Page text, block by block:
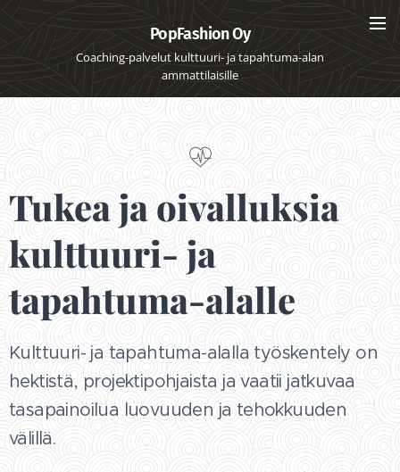
PopFashion Oy
Coaching-palvelut kulttuuri- ja tapahtuma-alan
ammattilaisille
Tukea ja oivalluksia
kulttuuri- ja
tapahtuma-alalle
Kulttuuri- ja tapahtuma-alalla työskentely on
hektistä, projektipohjaista ja vaatii jatkuvaa
tasapainoilua luovuuden ja tehokkuuden
välillä.